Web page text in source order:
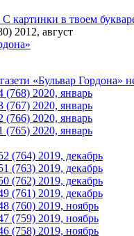
картинки в твоем
2012, август
«Бульвар Гордона»
2020, январь
2020, январь
2020, январь
2020, январь
(764) 2019, декабрь
(763) 2019, декабрь
(762) 2019, декабрь
(761) 2019, декабрь
(760) 2019, ноябрь
(759) 2019, ноябрь
(758) 2019, ноябрь